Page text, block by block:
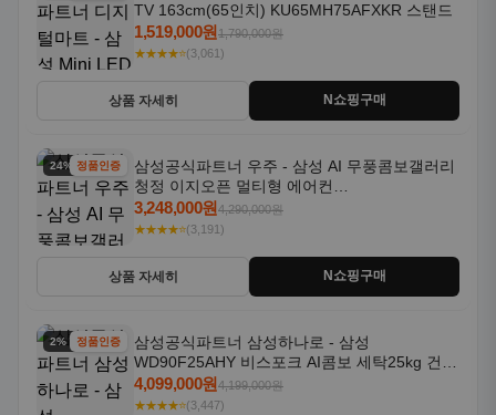
TV 163cm(65인치) KU65MH75AFXKR 스탠드
1,519,000원1,790,000원
★★★★⭐(3,061)
상품 자세히 N쇼핑구매
24% 할인정품인증
삼성공식파트너 우주 - 삼성 AI 무풍콤보갤러리
청정 이지오픈 멀티형 에어컨
AF80F17D22WRS 기본설치포함
3,248,000원4,290,000원
★★★★⭐(3,191)
상품 자세히 N쇼핑구매
2% 할인정품인증
삼성공식파트너 삼성하나로 - 삼성
WD90F25AHY 비스포크 AI콤보 세탁25kg 건조
18kg 자동문열림 1등급
4,099,000원4,199,000원
★★★★⭐(3,447)